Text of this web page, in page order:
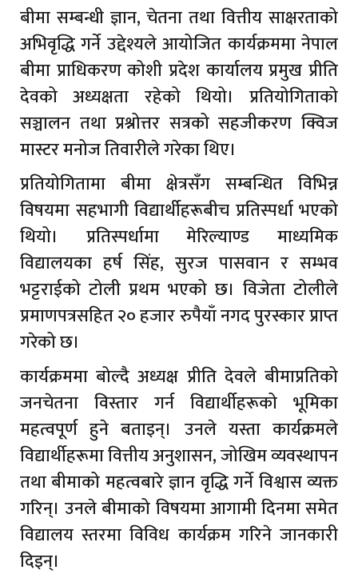
बीमा सम्बन्धी ज्ञान, चेतना तथा वित्तीय साक्षरताको
अभिवृद्धि गर्ने उद्देश्यले आयोजित कार्यक्रममा नेपाल
बीमा प्राधिकरण कोशी प्रदेश कार्यालय प्रमुख प्रीति
देवको अध्यक्षता रहेको थियो। प्रतियोगिताको
सञ्चालन तथा प्रश्नोत्तर सत्रको सहजीकरण क्विज
मास्टर मनोज तिवारीले गरेका थिए।
प्रतियोगितामा बीमा क्षेत्रसँग सम्बन्धित विभिन्न
विषयमा सहभागी विद्यार्थीहरूबीच प्रतिस्पर्धा भएको
थियो। प्रतिस्पर्धामा मेरिल्याण्ड माध्यमिक
विद्यालयका हर्ष सिंह, सुरज पासवान र सम्भव
भट्टराईको टोली प्रथम भएको छ। विजेता टोलीले
प्रमाणपत्रसहित २० हजार रुपैयाँ नगद पुरस्कार प्राप्त
गरेको छ।
कार्यक्रममा बोल्दै अध्यक्ष प्रीति देवले बीमाप्रतिको
जनचेतना विस्तार गर्न विद्यार्थीहरूको भूमिका
महत्वपूर्ण हुने बताइन्। उनले यस्ता कार्यक्रमले
विद्यार्थीहरूमा वित्तीय अनुशासन, जोखिम व्यवस्थापन
तथा बीमाको महत्वबारे ज्ञान वृद्धि गर्ने विश्वास व्यक्त
गरिन्। उनले बीमाको विषयमा आगामी दिनमा समेत
विद्यालय स्तरमा विविध कार्यक्रम गरिने जानकारी
दिइन्।